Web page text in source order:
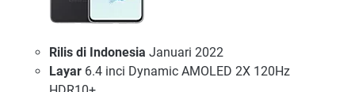
Rilis di Indonesia Januari 2022
Layar 6.4 inci Dynamic AMOLED 2X 120Hz